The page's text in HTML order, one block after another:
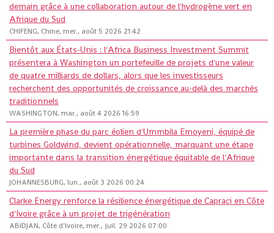
demain grâce à une collaboration autour de l'hydrogène vert en
Afrique du Sud
CHIFENG, Chine, mer., août 5 2026 21:42
Bientôt aux États-Unis : l'Africa Business Investment Summit
présentera à Washington un portefeuille de projets d'une valeur
de quatre milliards de dollars, alors que les investisseurs
recherchent des opportunités de croissance au-delà des marchés
traditionnels
WASHINGTON, mar., août 4 2026 16:59
La première phase du parc éolien d'Ummbila Emoyeni, équipé de
turbines Goldwind, devient opérationnelle, marquant une étape
importante dans la transition énergétique équitable de l'Afrique
du Sud
JOHANNESBURG, lun., août 3 2026 00:24
Clarke Energy renforce la résilience énergétique de Capraci en Côte
d'Ivoire grâce à un projet de trigénération
ABIDJAN, Côte d'Ivoire, mer., juil. 29 2026 07:00